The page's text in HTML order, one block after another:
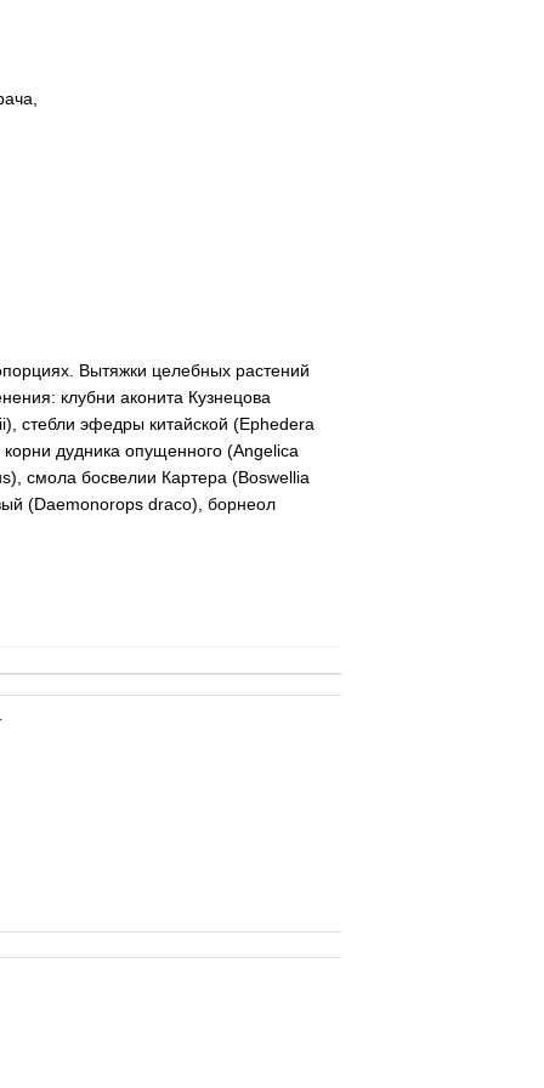
Вытяжки целебных растений
клубни аконита Кузнецова
стебли эфедры китайской (Ephedera
дудника опущенного (Angelica
смола босвелии Картера (Boswellia
(Daemonorops draco), борнеол